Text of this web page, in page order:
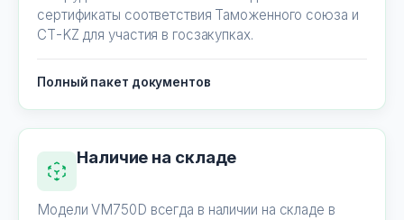
сертификаты соответствия Таможенного союза и
СТ-KZ для участия в госзакупках.
Полный пакет документов
Наличие на складе
Модели VM750D всегда в наличии на складе в